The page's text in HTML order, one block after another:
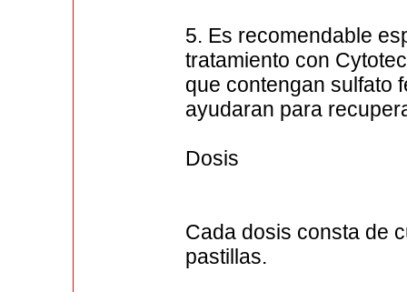
5. Es recomendable
tratamiento con
que contengan sulfato
ayudaran para
Dosis
Cada dosis consta de
pastillas.